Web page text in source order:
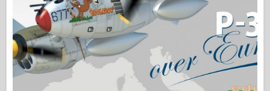
Сигнал эскадрильи
ТанкВласть
Грузовики и танки
Ваффен-Арсенал
Wydawnictwo Милитария